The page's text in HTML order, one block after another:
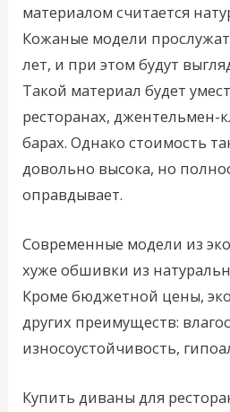
материалом считается
Кожаные модели
лет, и при этом будут
Такой материал будет
ресторанах, джентельмен-
барах. Однако стоимость
довольно высока, но
оправдывает.
Современные модели из
хуже обшивки из
Кроме бюджетной цены,
других преимуществ:
износоустойчивость,
Купить диваны для